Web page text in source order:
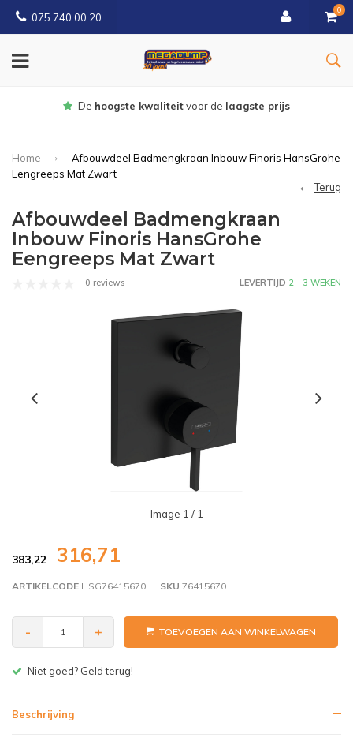
075 740 00 20
0
Gratisbezorgd vanaf € 150
Home
Afbouwdeel Badmengkraan Inbouw Finoris HansGrohe
Eengreeps Mat Zwart
Terug
Afbouwdeel Badmengkraan
Inbouw Finoris HansGrohe
Eengreeps Mat Zwart
0 reviews LEVERTIJD 2 - 3 WEKEN
Image 1 / 1
383,22 316,71
ARTIKELCODE HSG76415670 SKU 76415670
- + TOEVOEGEN AAN WINKELWAGEN
Gratis bezorgen v.a. € 150,- (NL)
Beschrijving